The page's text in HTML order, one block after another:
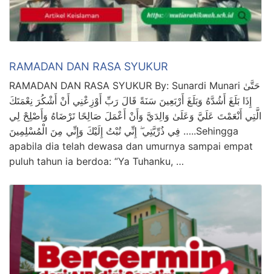
RAMADAN DAN RASA SYUKUR
RAMADAN DAN RASA SYUKUR By: Sunardi Munari حَتَّىٰ
إِذَا بَلَغَ أَشُدَّهُ وَبَلَغَ أَرْبَعِينَ سَنَةً قَالَ رَبِّ أَوْزِعْنِي أَنْ أَشْكُرَ نِعْمَتَكَ
الَّتِي أَنْعَمْتَ عَلَيَّ وَعَلَىٰ وَالِدَيَّ وَأَنْ أَعْمَلَ صَالِحًا تَرْضَاهُ وَأَصْلِحْ لِي
فِي ذُرِّيَّتِي ۖ إِنِّي تُبْتُ إِلَيْكَ وَإِنِّي مِنَ الْمُسْلِمِينَ …..Sehingga
apabila dia telah dewasa dan umurnya sampai empat
puluh tahun ia berdoa: “Ya Tuhanku, …